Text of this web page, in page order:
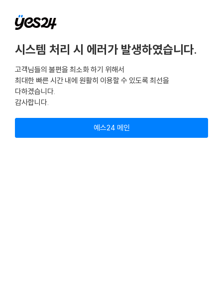
시스템 처리 시 에러가 발생하였습니다.
고객님들의 불편을 최소화 하기 위해서
최대한 빠른 시간 내에 원활히 이용할 수 있도록 최선을
다하겠습니다.
감사합니다.
예스24 메인